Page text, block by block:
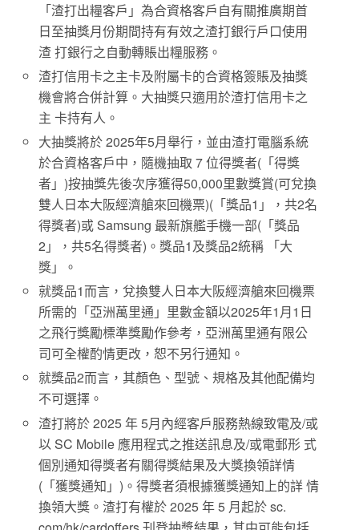
「渣打出糧客戶」為合資格客戶自有關推廣期首
日至抽獎月份期間持有有效之渣打銀行戶口使用
渣 打銀行之自動轉賬出糧服務。
渣打信用卡之主卡及附屬卡的合資格簽賬及抽獎
機會將合併計算。大抽獎只適用於渣打信用卡之
主 卡持有人。
大抽獎將於 2025年5月舉行，並由渣打電腦系統
於合資格客戶中，隨機抽取 7 位得獎者(「得獎
者」)按抽獎先後次序獲得50,000里數獎賞(可兌換
雙人日本大阪經濟艙來回機票)(「獎品1」，共2名
得獎者)或 Samsung 最新旗艦手機一部(「獎品
2」，共5名得獎者)。獎品1及獎品2統稱 「大
獎」。
就獎品1而言，兌換雙人日本大阪經濟艙來回機票
所需的「亞洲萬里通」里數金額以2025年1月1日
之飛行獎勵標準獎勵作參考，亞洲萬里通有限公
司可全權酌情更改，恕不另行通知。
就獎品2而言，其顏色、型號、規格及其他配備均
不可選擇。
渣打將於 2025 年 5月內經客戶服務熱線致電及/或
以 SC Mobile 應用程式之推送訊息及/或電郵形 式
個別通知得獎者有關得獎結果及大獎換領詳情
(「獲獎通知」)。得獎者須根據獲獎通知上的詳 情
換領大獎。渣打有權於 2025 年 5 月起於 sc.